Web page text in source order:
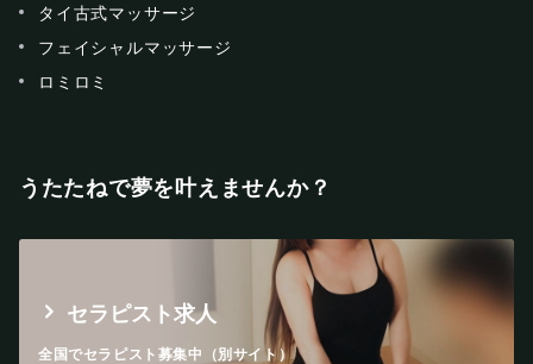
タイ古式マッサージ
フェイシャルマッサージ
ロミロミ
うたたねで夢を叶えませんか？
セラピスト求人
全国でセラピスト募集中（別サイト）